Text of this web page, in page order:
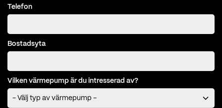
Telefon
Bostadsyta
Vilken värmepump är du intresserad av?